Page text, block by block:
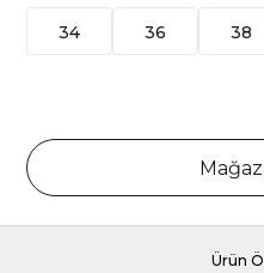
34 36 38
Ürün